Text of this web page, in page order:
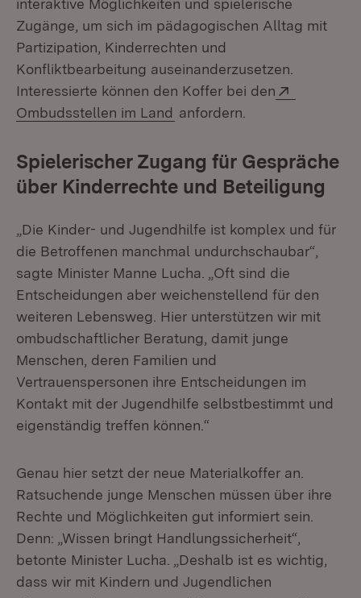
interaktive Möglichkeiten und spielerische
Zugänge, um sich im pädagogischen Alltag mit
Partizipation, Kinderrechten und
Konfliktbearbeitung auseinanderzusetzen.
Interessierte können den Koffer bei den
Ombudsstellen im Land (Öffnet in neuem Fenster)
anfordern.
Spielerischer Zugang für Gespräche
über Kinderrechte und Beteiligung
„Die Kinder- und Jugendhilfe ist komplex und für
die Betroffenen manchmal undurchschaubar“,
sagte Minister Manne Lucha. „Oft sind die
Entscheidungen aber weichenstellend für den
weiteren Lebensweg. Hier unterstützen wir mit
ombudschaftlicher Beratung, damit junge
Menschen, deren Familien und
Vertrauenspersonen ihre Entscheidungen im
Kontakt mit der Jugendhilfe selbstbestimmt und
eigenständig treffen können.“
Genau hier setzt der neue Materialkoffer an.
Ratsuchende junge Menschen müssen über ihre
Rechte und Möglichkeiten gut informiert sein.
Denn: „Wissen bringt Handlungssicherheit“,
betonte Minister Lucha. „Deshalb ist es wichtig,
dass wir mit Kindern und Jugendlichen